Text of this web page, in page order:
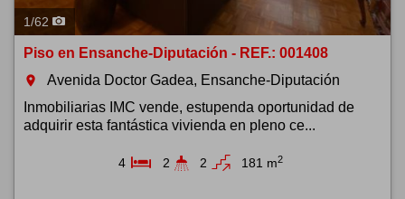
1/62
Piso en Ensanche-Diputación - REF.: 001408
room
Avenida Doctor Gadea, Ensanche-Diputación
Inmobiliarias IMC vende, estupenda oportunidad de
adquirir esta fantástica vivienda en pleno ce...
4 2 2 181 m2